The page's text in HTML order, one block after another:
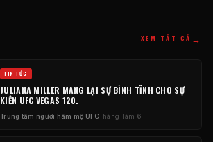
XEM TẤT CẢ →
TIN TỨC
JULIANA MILLER MANG LẠI SỰ BÌNH TĨNH CHO SỰ
KIỆN UFC VEGAS 120.
Trung tâm người hâm mộ UFCTháng Tám 6